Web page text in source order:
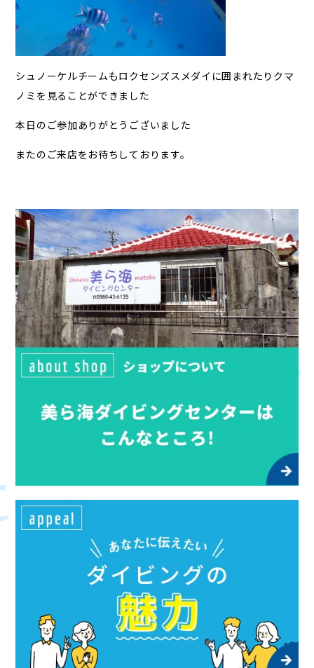
シュノーケルチームもロクセンズスメダイに囲まれたりクマ
ノミを見ることができました
本日のご参加ありがとうございました
またのご来店をお待ちしております。